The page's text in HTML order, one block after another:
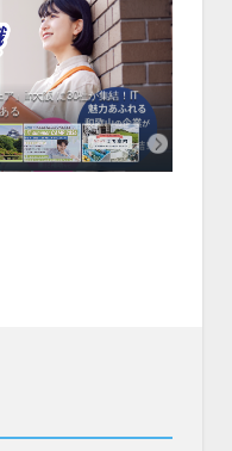
ア」in大阪 に30社が集結！IT
る